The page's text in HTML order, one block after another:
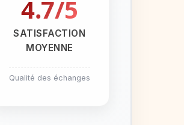
4.7/5
SATISFACTION
MOYENNE
Qualité des échanges